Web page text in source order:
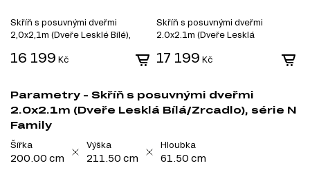
Skříň s posuvnými dveřmi
2,0x2,1m (Dveře Lesklé Bílé),
16 199 Kč
Skříň s posuvnými dveřmi
2.0x2.1m (Dveře Lesklá
17 199 Kč
Parametry - Skříň s posuvnými dveřmi
2.0x2.1m (Dveře Lesklá Bílá/Zrcadlo), série N
Family
Šířka
200.00 cm
Výška
211.50 cm
Hloubka
61.50 cm